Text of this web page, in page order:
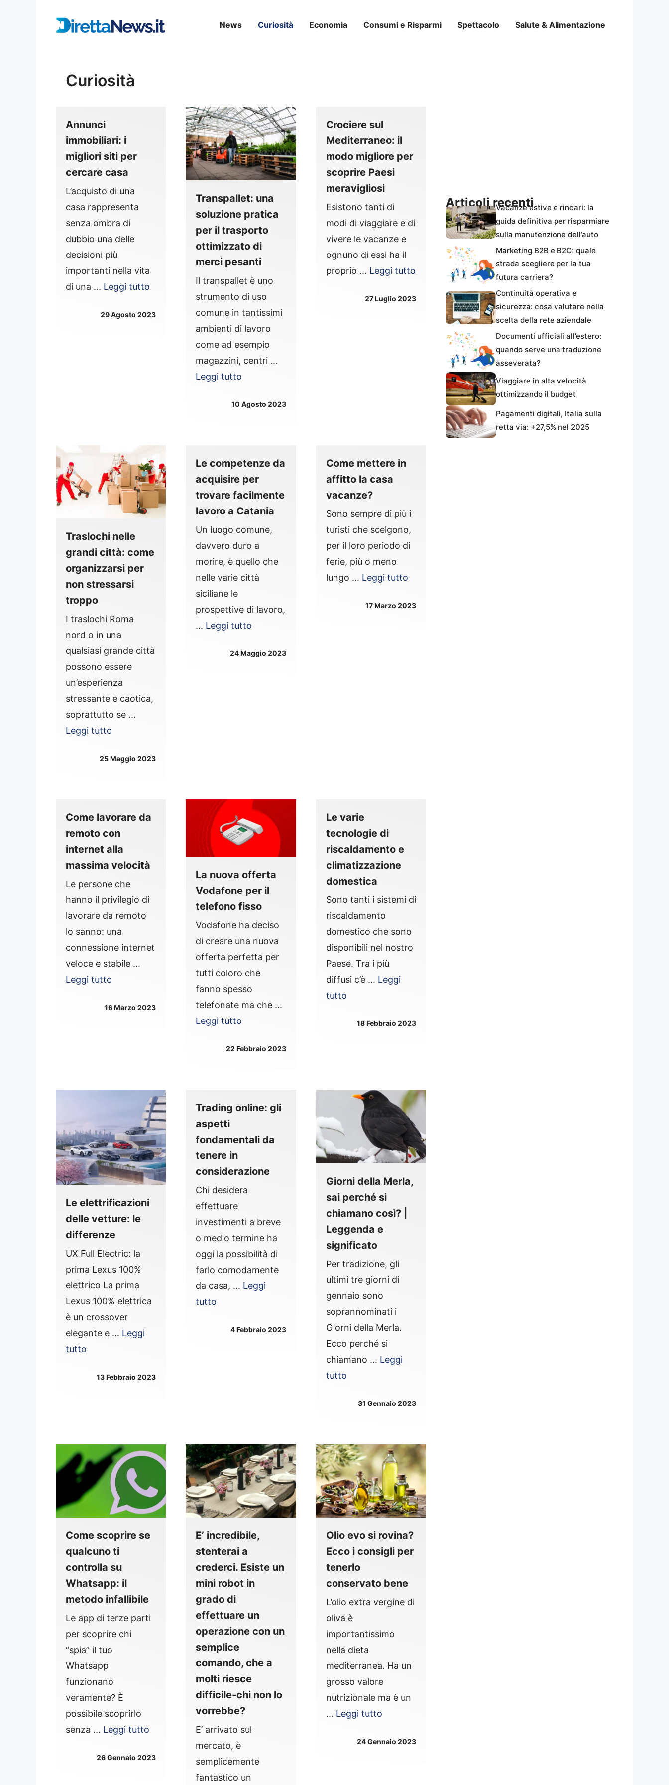
News Curiosità Economia Consumi e Risparmi Spettacolo Salute & Alimentazione
Curiosità
Annunci
immobiliari: i
migliori siti per
cercare casa
L’acquisto di una
casa rappresenta
senza ombra di
dubbio una delle
decisioni più
importanti nella vita
di una ... Leggi tutto
29 Agosto 2023
Transpallet: una
soluzione pratica
per il trasporto
ottimizzato di
merci pesanti
Il transpallet è uno
strumento di uso
comune in tantissimi
ambienti di lavoro
come ad esempio
magazzini, centri ...
Leggi tutto
10 Agosto 2023
Crociere sul
Mediterraneo: il
modo migliore per
scoprire Paesi
meravigliosi
Esistono tanti di
modi di viaggiare e di
vivere le vacanze e
ognuno di essi ha il
proprio ... Leggi tutto
27 Luglio 2023
Traslochi nelle
grandi città: come
organizzarsi per
non stressarsi
troppo
I traslochi Roma
nord o in una
qualsiasi grande città
possono essere
un’esperienza
stressante e caotica,
soprattutto se ...
Leggi tutto
25 Maggio 2023
Le competenze da
acquisire per
trovare facilmente
lavoro a Catania
Un luogo comune,
davvero duro a
morire, è quello che
nelle varie città
siciliane le
prospettive di lavoro,
... Leggi tutto
24 Maggio 2023
Come mettere in
affitto la casa
vacanze?
Sono sempre di più i
turisti che scelgono,
per il loro periodo di
ferie, più o meno
lungo ... Leggi tutto
17 Marzo 2023
Come lavorare da
remoto con
internet alla
massima velocità
Le persone che
hanno il privilegio di
lavorare da remoto
lo sanno: una
connessione internet
veloce e stabile ...
Leggi tutto
16 Marzo 2023
La nuova offerta
Vodafone per il
telefono fisso
Vodafone ha deciso
di creare una nuova
offerta perfetta per
tutti coloro che
fanno spesso
telefonate ma che ...
Leggi tutto
22 Febbraio 2023
Le varie
tecnologie di
riscaldamento e
climatizzazione
domestica
Sono tanti i sistemi di
riscaldamento
domestico che sono
disponibili nel nostro
Paese. Tra i più
diffusi c’è ... Leggi
tutto
18 Febbraio 2023
Le elettrificazioni
delle vetture: le
differenze
UX Full Electric: la
prima Lexus 100%
elettrico La prima
Lexus 100% elettrica
è un crossover
elegante e ... Leggi
tutto
13 Febbraio 2023
Trading online: gli
aspetti
fondamentali da
tenere in
considerazione
Chi desidera
effettuare
investimenti a breve
o medio termine ha
oggi la possibilità di
farlo comodamente
da casa, ... Leggi
tutto
4 Febbraio 2023
Giorni della Merla,
sai perché si
chiamano così? |
Leggenda e
significato
Per tradizione, gli
ultimi tre giorni di
gennaio sono
soprannominati i
Giorni della Merla.
Ecco perché si
chiamano ... Leggi
tutto
31 Gennaio 2023
Come scoprire se
qualcuno ti
controlla su
Whatsapp: il
metodo infallibile
Le app di terze parti
per scoprire chi
“spia” il tuo
Whatsapp
funzionano
veramente? È
possibile scoprirlo
senza ... Leggi tutto
26 Gennaio 2023
E’ incredibile,
stenterai a
crederci. Esiste un
mini robot in
grado di
effettuare un
operazione con un
semplice
comando, che a
molti riesce
difficile-chi non lo
vorrebbe?
E’ arrivato sul
mercato, è
semplicemente
fantastico un
Olio evo si rovina?
Ecco i consigli per
tenerlo
conservato bene
L’olio extra vergine di
oliva è
importantissimo
nella dieta
mediterranea. Ha un
grosso valore
nutrizionale ma è un
... Leggi tutto
24 Gennaio 2023
Articoli recentiVacanze estive e rincari: la
guida definitiva per risparmiare
sulla manutenzione dell’auto
Marketing B2B e B2C: quale
strada scegliere per la tua
futura carriera?
Continuità operativa e
sicurezza: cosa valutare nella
scelta della rete aziendale
Documenti ufficiali all’estero:
quando serve una traduzione
asseverata?
Viaggiare in alta velocità
ottimizzando il budget
Pagamenti digitali, Italia sulla
retta via: +27,5% nel 2025